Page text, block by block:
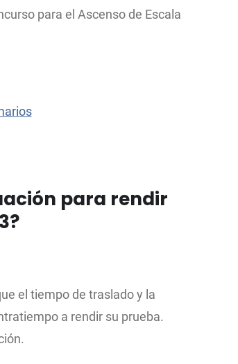
para el Ascenso de Escala
para rendir
el tiempo de traslado y la
a rendir su prueba.